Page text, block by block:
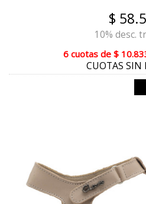
GRINGO
NEGRO
LADRILLO
HUESO
$
10% desc.
6 cuotas de $
CUOTAS SIN